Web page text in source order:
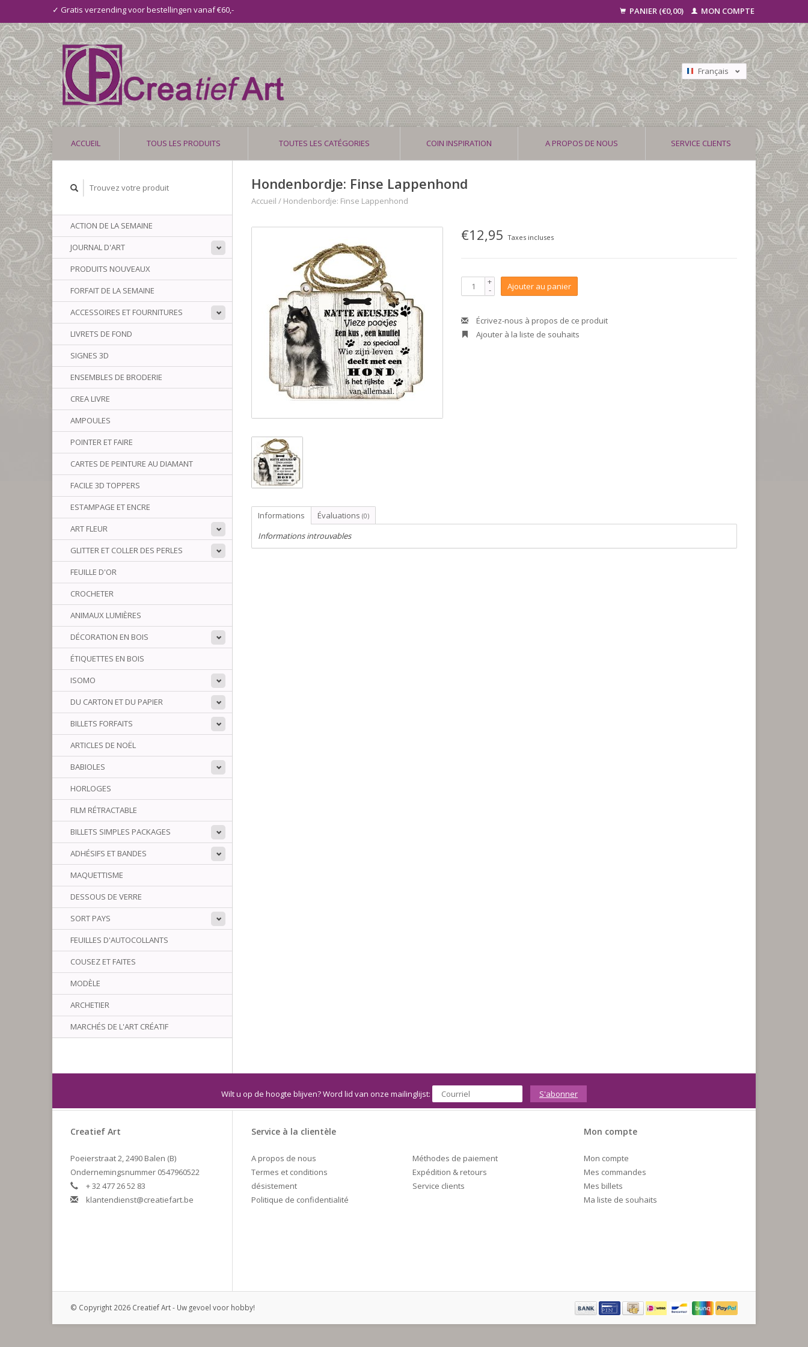
✓ Gratis verzending voor bestellingen vanaf €60,- PANIER (€0,00) MON COMPTE
Français
Nederlands
Deutsch
ACCUEIL TOUS LES PRODUITS TOUTES LES CATÉGORIES COIN INSPIRATION A PROPOS DE NOUS SERVICE CLIENTS
ACTION DE LA SEMAINE
JOURNAL D'ART
PRODUITS NOUVEAUX
FORFAIT DE LA SEMAINE
ACCESSOIRES ET FOURNITURES
LIVRETS DE FOND
SIGNES 3D
ENSEMBLES DE BRODERIE
CREA LIVRE
AMPOULES
POINTER ET FAIRE
CARTES DE PEINTURE AU DIAMANT
FACILE 3D TOPPERS
ESTAMPAGE ET ENCRE
ART FLEUR
GLITTER ET COLLER DES PERLES
FEUILLE D'OR
CROCHETER
ANIMAUX LUMIÈRES
DÉCORATION EN BOIS
ÉTIQUETTES EN BOIS
ISOMO
DU CARTON ET DU PAPIER
BILLETS FORFAITS
ARTICLES DE NOËL
BABIOLES
HORLOGES
FILM RÉTRACTABLE
BILLETS SIMPLES PACKAGES
ADHÉSIFS ET BANDES
MAQUETTISME
DESSOUS DE VERRE
SORT PAYS
FEUILLES D'AUTOCOLLANTS
COUSEZ ET FAITES
MODÈLE
ARCHETIER
MARCHÉS DE L'ART CRÉATIF
Hondenbordje: Finse Lappenhond
Accueil / Hondenbordje: Finse Lappenhond
€12,95Taxes incluses
+
- Ajouter au panier
Écrivez-nous à propos de ce produit
Ajouter à la liste de souhaits
Informations Évaluations (0)
Informations introuvables
Wilt u op de hoogte blijven? Word lid van onze mailinglijst: S'abonner
Creatief Art
Poeierstraat 2, 2490 Balen (B)
Ondernemingsnummer 0547960522
+ 32 477 26 52 83
klantendienst@creatiefart.be
Service à la clientèle
A propos de nous
Termes et conditions
désistement
Politique de confidentialité
Méthodes de paiement
Expédition & retours
Service clients
Mon compte
Mon compte
Mes commandes
Mes billets
Ma liste de souhaits
© Copyright 2026 Creatief Art - Uw gevoel voor hobby!